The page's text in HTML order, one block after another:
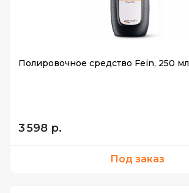
Полировочное средство Fein, 250 мл
3 598 р.
Под заказ